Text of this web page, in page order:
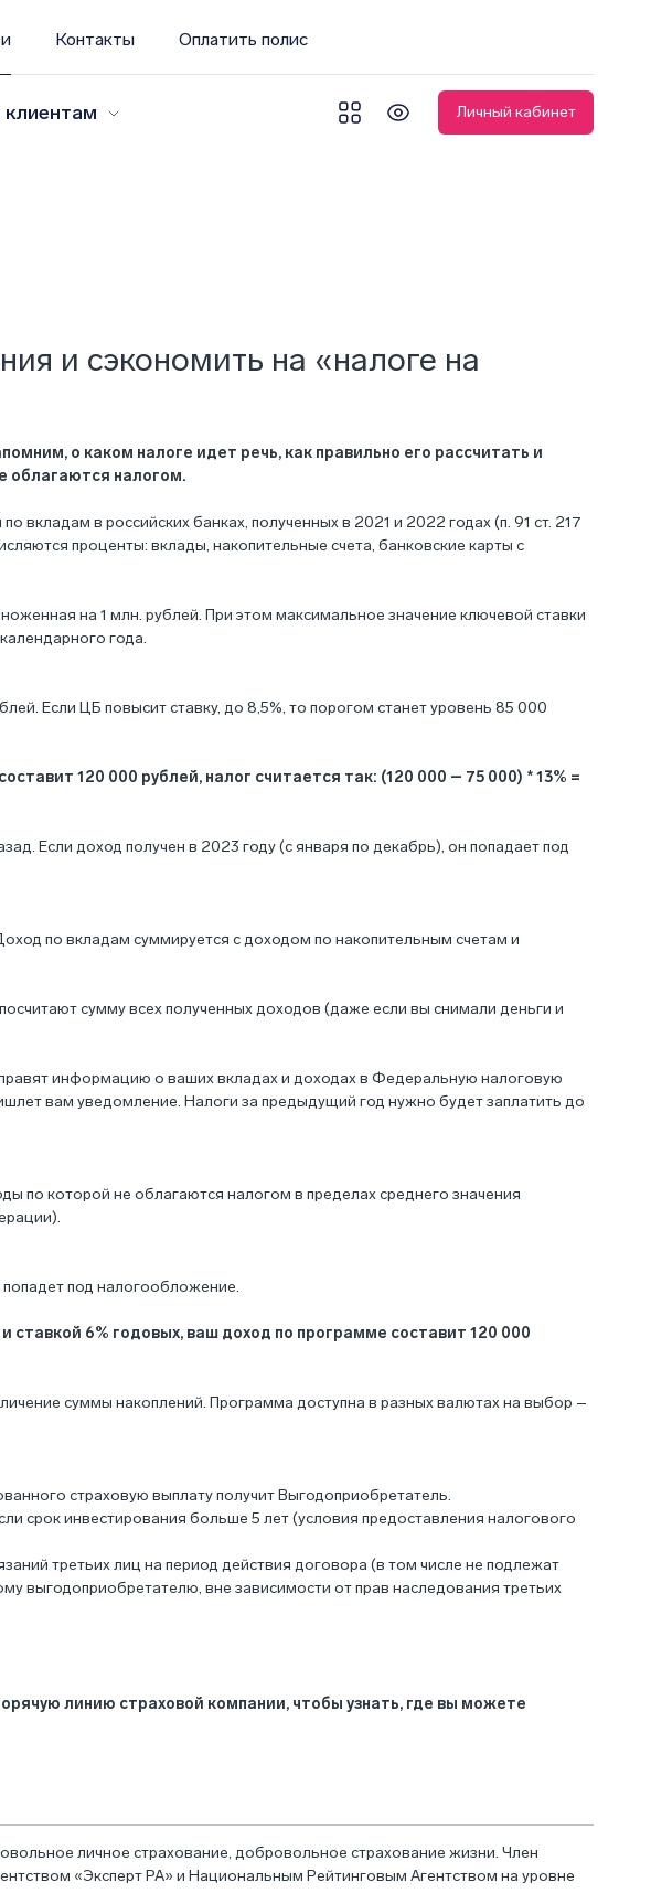
Контакты Оплатить полис
Личный кабинет
и сэкономить на «налоге на
о каком налоге идет речь, как правильно его рассчитать и
облагаются налогом.
вкладам в российских банках, полученных в 2021 и 2022 годах (п. 91 ст. 217
проценты: вклады, накопительные счета, банковские карты с
на 1 млн. рублей. При этом максимальное значение ключевой ставки
года.
Если ЦБ повысит ставку, до 8,5%, то порогом станет уровень 85 000
120 000 рублей, налог считается так: (120 000 – 75 000) * 13% =
Если доход получен в 2023 году (с января по декабрь), он попадает под
по вкладам суммируется с доходом по накопительным счетам и
сумму всех полученных доходов (даже если вы снимали деньги и
информацию о ваших вкладах и доходах в Федеральную налоговую
вам уведомление. Налоги за предыдущий год нужно будет заплатить до
по которой не облагаются налогом в пределах среднего значения
).
под налогообложение.
6% годовых, ваш доход по программе составит 120 000
суммы накоплений. Программа доступна в разных валютах на выбор –
страховую выплату получит Выгодоприобретатель.
срок инвестирования больше 5 лет (условия предоставления налогового
третьих лиц на период действия договора (в том числе не подлежат
выгодоприобретателю, вне зависимости от прав наследования третьих
линию страховой компании, чтобы узнать, где вы можете
личное страхование, добровольное страхование жизни. Член
«Эксперт РА» и Национальным Рейтинговым Агентством на уровне